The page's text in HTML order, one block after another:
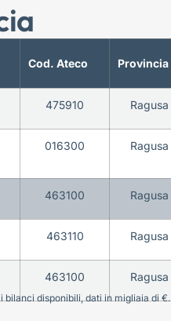
Cod. Ateco Provincia
475910 Ragusa
016300 Ragusa
463100 Ragusa
463110 Ragusa
463100 Ragusa
disponibili, dati in migliaia di €.